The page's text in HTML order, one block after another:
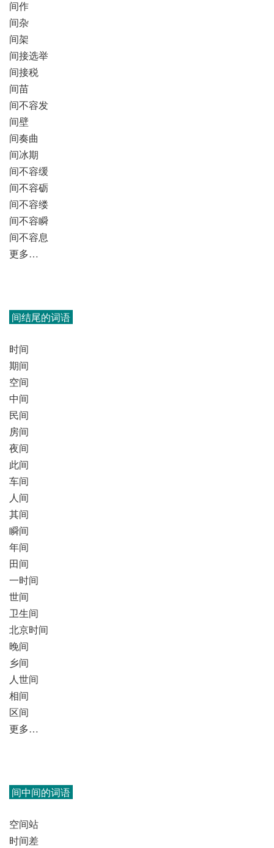
间作
间杂
间架
间接选举
间接税
间苗
间不容发
间壁
间奏曲
间冰期
间不容缓
间不容砺
间不容缕
间不容瞬
间不容息
更多…
间结尾的词语
时间
期间
空间
中间
民间
房间
夜间
此间
车间
人间
其间
瞬间
年间
田间
一时间
世间
卫生间
北京时间
晚间
乡间
人世间
相间
区间
更多…
间中间的词语
空间站
时间差